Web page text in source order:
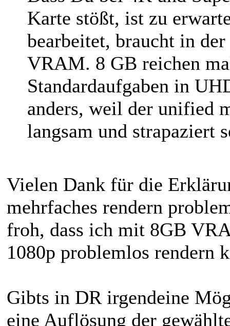
Karte stößt, ist zu
bearbeitet, braucht in
VRAM. 8 GB reichen
Standardaufgaben in
anders, weil der unified
langsam und
Vielen Dank für die
mehrfaches rendern
froh, dass ich mit 8GB
1080p problemlos rendern
Gibts in DR irgendeine
eine Auflösung der